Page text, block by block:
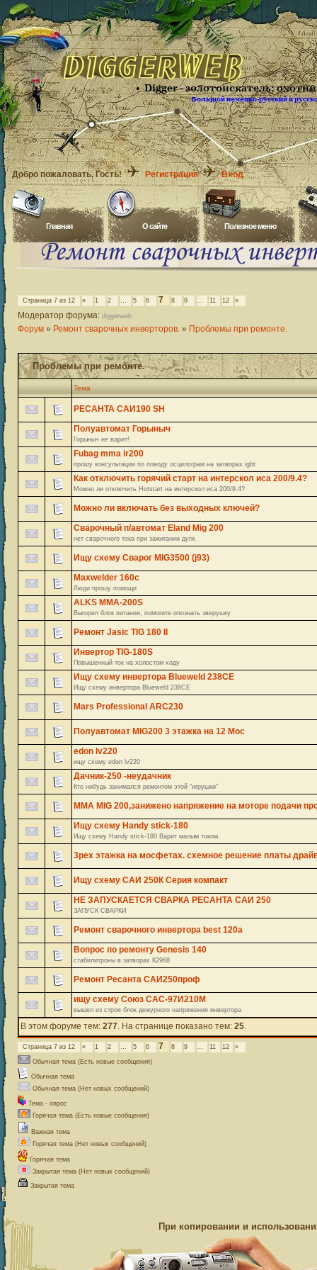
Добро пожаловать, Гость! Регистрация Вход
Главная O сайте Полезное меню
Страница 7 из 12 « 1 2 … 5 6 7 8 9 … 11 12 »
Модератор форума: diggerweb
Форум » Ремонт сварочных инверторов. » Проблемы при ремонте.
Проблемы при ремонте.
Тема
РЕСАНТА САИ190 SH
Полуавтомат Горыныч
Горыныч не варит!
Fubag mma ir200
прошу консультации по поводу осцилограм на затворах igbt
Как отключить горячий старт на интерскол иса 200/9.4?
Можно ли отключить Hotstart на интерскол иса 200/9.4?
Можно ли включать без выходных ключей?
Сварочный п/автомат Eland Mig 200
нет сварочного тока при зажигании дуги.
Ищу схему Сварог MIG3500 (j93)
Maxwelder 160c
Люди прошу помощи
ALKS MMA-200S
Выгорел блок питания, помогите опознать зверушку
Ремонт Jasic TIG 180 II
Инвертор TIG-180S
Повышенный ток на холостом ходу
Ищу схему инвертора Blueweld 238CE
Ищу схему инвертора Blueweld 238CE
Mars Professional ARC230
Полуавтомат MIG200 3 этажка на 12 Мос
edon lv220
ищу схему edon lv220
Дачник-250 -неудачник
Кто нибудь занимался ремонтом этой "игрушки"
MMA MIG 200,занижено напряжение на моторе подачи
Ищу схему Handy stick-180
Ищу схему Handy stick-180 Варит малым током.
3рех этажка на мосфетах. схемное решение платы
Ищу схему САИ 250К Серия компакт
НЕ ЗАПУСКАЕТСЯ СВАРКА РЕСАНТА САИ 250
ЗАПУСК СВАРКИ
Ремонт сварочного инвертора best 120a
Вопрос по ремонту Genesis 140
стабилитроны в затворах К2968
Ремонт Ресанта САИ250проф
ищу схему Союз САС-97И210М
вышел из строя блок дежурного напряжения инвертора
В этом форуме тем: 277. На странице показано тем: 25.
Страница 7 из 12 « 1 2 … 5 6 7 8 9 … 11 12 »
Обычная тема (Есть новые сообщения)
Обычная тема
Обычная тема (Нет новых сообщений)
Тема - опрос
Горячая тема (Есть новые сообщения)
Важная тема
Горячая тема (Нет новых сообщений)
Горячая тема
Закрытая тема (Нет новых сообщений)
Закрытая тема
При копировании и